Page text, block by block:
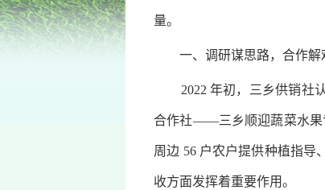
量。
一、调研谋思路，合作解
2022 年初，三乡供销社认
合作社——三乡顺迎蔬菜水果
周边 56 户农户提供种植指导
收方面发挥着重要作用。